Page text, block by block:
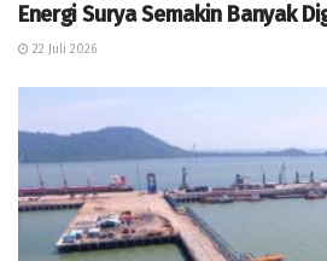
Energi Surya Semakin Banyak
22 Juli 2026